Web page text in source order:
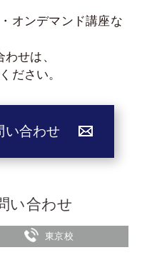
オンデマンド講座な
せは、
ださい。
い合わせ
い合わせ
東京校